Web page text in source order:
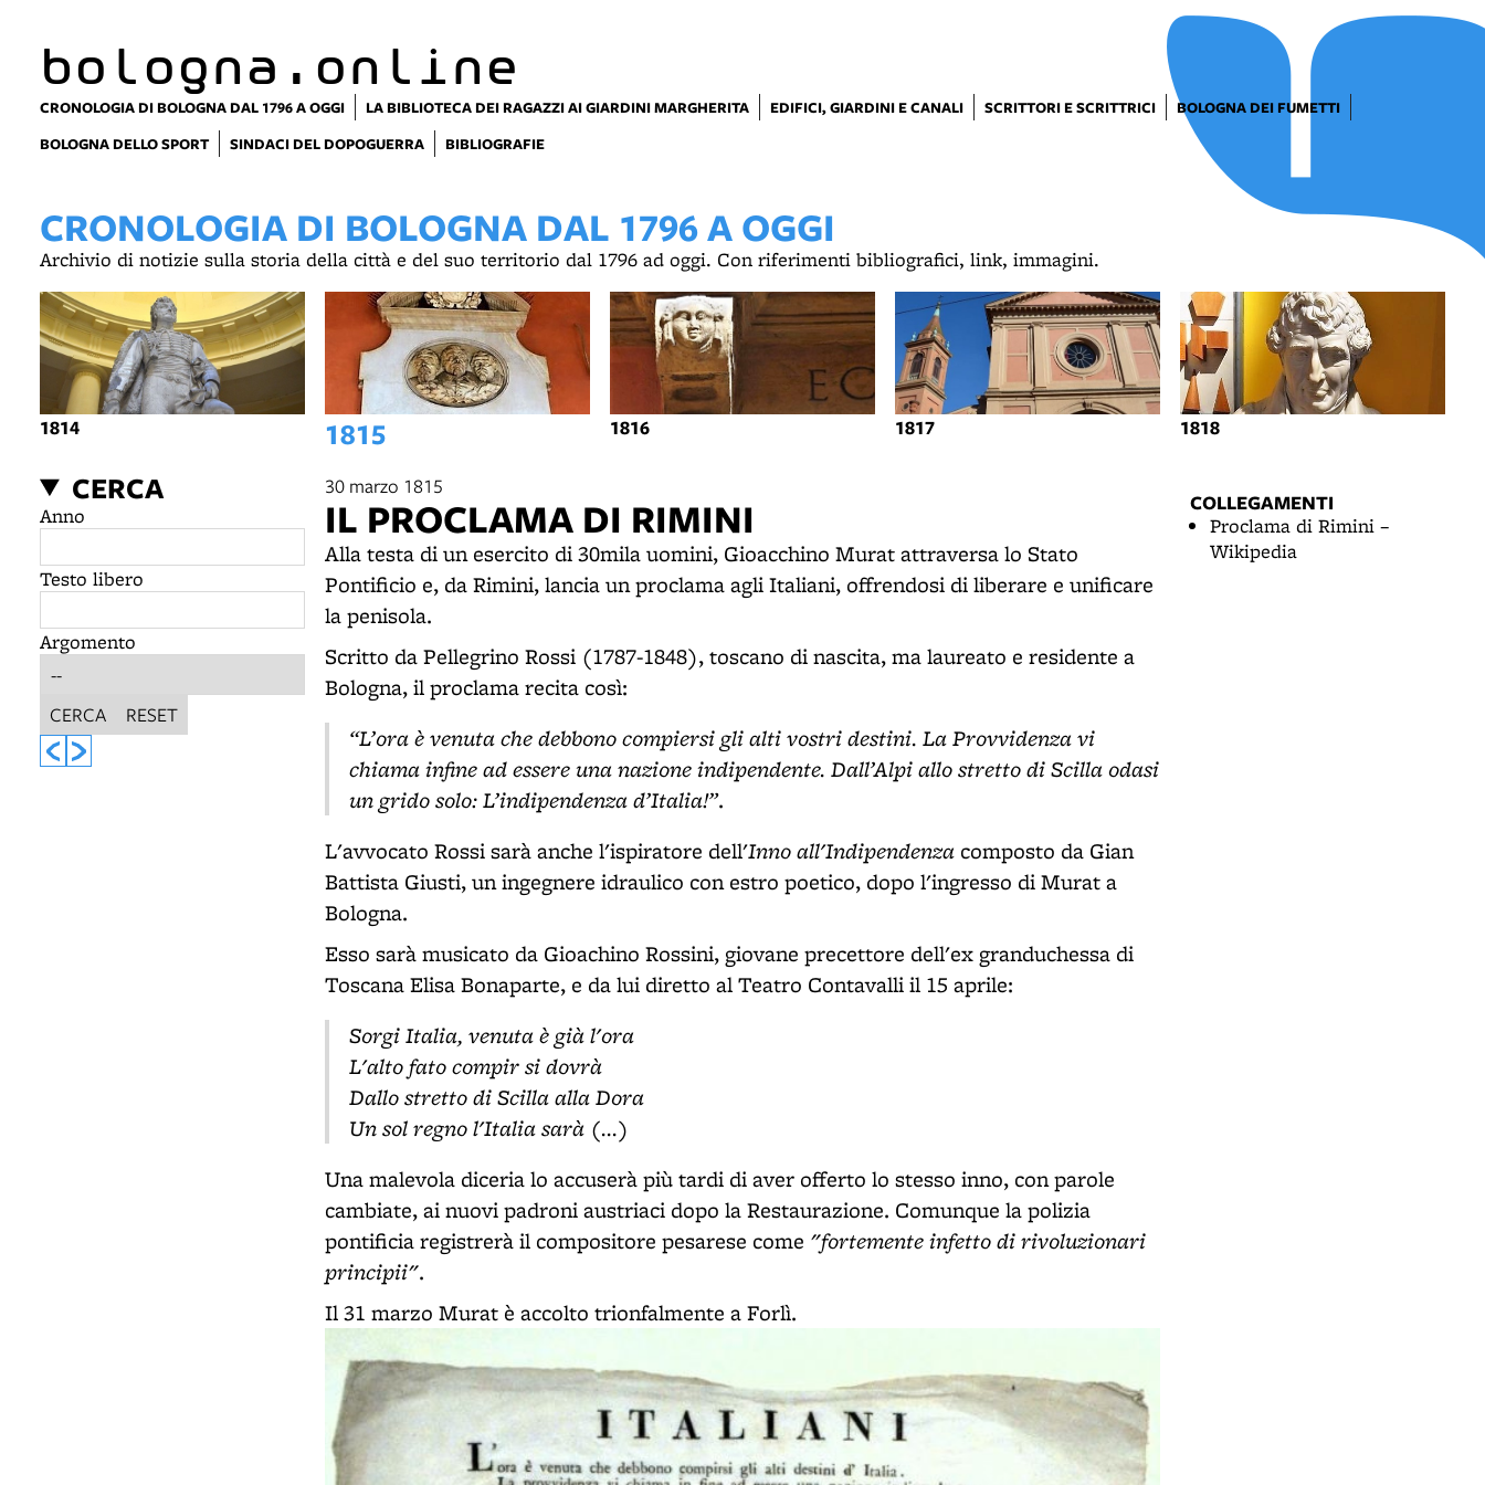
bologna.online
CRONOLOGIA DI BOLOGNA DAL 1796 A OGGI LA BIBLIOTECA DEI RAGAZZI AI GIARDINI MARGHERITA EDIFICI, GIARDINI E CANALI SCRITTORI E SCRITTRICI
BOLOGNA DEI FUMETTI
BOLOGNA DELLO SPORT
SINDACI DEL DOPOGUERRA BIBLIOGRAFIE
CRONOLOGIA DI BOLOGNA DAL 1796 A OGGI
Archivio di notizie sulla storia della città e del suo territorio dal 1796 ad oggi. Con riferimenti bibliografici, link, immagini.
1814 1815 1816 1817 1818
CERCA
Anno
Testo libero
Argomento
CERCA RESET
30 marzo 1815
IL PROCLAMA DI RIMINI
Alla testa di un esercito di 30mila uomini, Gioacchino Murat attraversa lo Stato
Pontificio e, da Rimini, lancia un proclama agli Italiani, offrendosi di liberare e unificare
la penisola.
Scritto da Pellegrino Rossi (1787-1848), toscano di nascita, ma laureato e residente a
Bologna, il proclama recita così:
“L’ora è venuta che debbono compiersi gli alti vostri destini. La Provvidenza vi
chiama infine ad essere una nazione indipendente. Dall’Alpi allo stretto di Scilla odasi
un grido solo: L’indipendenza d’Italia!”.
L'avvocato Rossi sarà anche l'ispiratore dell'Inno all'Indipendenza composto da Gian
Battista Giusti, un ingegnere idraulico con estro poetico, dopo l'ingresso di Murat a
Bologna.
Esso sarà musicato da Gioachino Rossini, giovane precettore dell'ex granduchessa di
Toscana Elisa Bonaparte, e da lui diretto al Teatro Contavalli il 15 aprile:
Sorgi Italia, venuta è già l'ora
L'alto fato compir si dovrà
Dallo stretto di Scilla alla Dora
Un sol regno l'Italia sarà (...)
Una malevola diceria lo accuserà più tardi di aver offerto lo stesso inno, con parole
cambiate, ai nuovi padroni austriaci dopo la Restaurazione. Comunque la polizia
pontificia registrerà il compositore pesarese come "fortemente infetto di rivoluzionari
principii".
Il 31 marzo Murat è accolto trionfalmente a Forlì.
COLLEGAMENTI
Proclama di Rimini –
Wikipedia